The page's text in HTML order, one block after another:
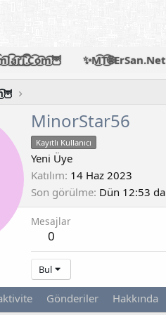
✨M͜͡T͜͡🌐ErSan.Net
MinorStar56
Kayıtlı Kullanıcı
Yeni Üye
Katılım 14 Haz 2023
Son görülme Dün 12:53 da
Mesajlar
0
Bul
Gönderiler Hakkında